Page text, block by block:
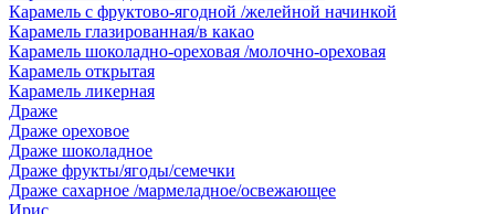
Карамель с фруктово-ягодной /желейной начинкой
Карамель глазированная/в какао
Карамель шоколадно-ореховая /молочно-ореховая
Карамель открытая
Карамель ликерная
Драже
Драже ореховое
Драже шоколадное
Драже фрукты/ягоды/семечки
Драже сахарное /мармеладное/освежающее
Ирис